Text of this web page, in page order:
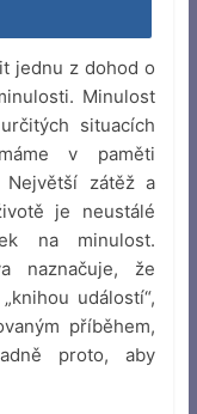
jednu z dohod o
Minulost
situacích
v paměti
Největší zátěž a
je neustálé
na minulost.
naznačuje, že
událostí“,
příběhem,
proto, aby